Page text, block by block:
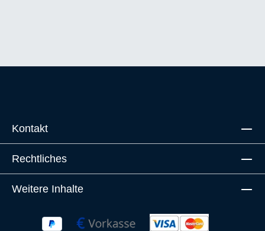
Kontakt
Rechtliches
Weitere Inhalte